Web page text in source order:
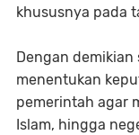
khususnya pada
Dengan
menentukan
pemerintah agar
Islam, hingga